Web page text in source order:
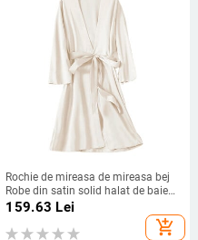
Rochie de mireasa de mireasa bej
Robe din satin solid halat de baie
Kimono de vara Noua camasa de
noapte Sexy Imbracaminte de
noapte
159.63 Lei
add_shopping_cart